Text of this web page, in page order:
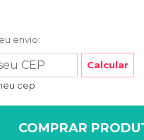
envio:
Calcular
cep
COMPRAR